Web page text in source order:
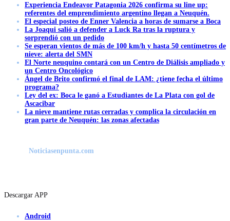
Experiencia Endeavor Patagonia 2026 confirma su line up:
referentes del emprendimiento argentino llegan a Neuquén.
El especial posteo de Enner Valencia a horas de sumarse a Boca
La Joaqui salió a defender a Luck Ra tras la ruptura y
sorprendió con un pedido
Se esperan vientos de más de 100 km/h y hasta 50 centímetros de
nieve: alerta del SMN
El Norte neuquino contará con un Centro de Diálisis ampliado y
un Centro Oncológico
Ángel de Brito confirmó el final de LAM: ¿tiene fecha el último
programa?
Ley del ex: Boca le ganó a Estudiantes de La Plata con gol de
Ascacibar
La nieve mantiene rutas cerradas y complica la circulación en
gran parte de Neuquén: las zonas afectadas
Noticiasenpunta.com
Descargar APP
Android